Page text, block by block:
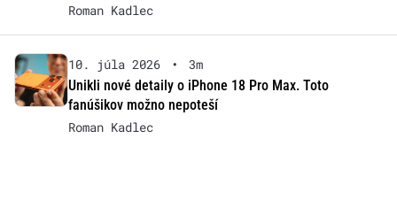
Roman Kadlec
10. júla 2026 •
3m
Unikli nové detaily o iPhone 18 Pro Max. Toto
fanúšikov možno nepoteší
Roman Kadlec